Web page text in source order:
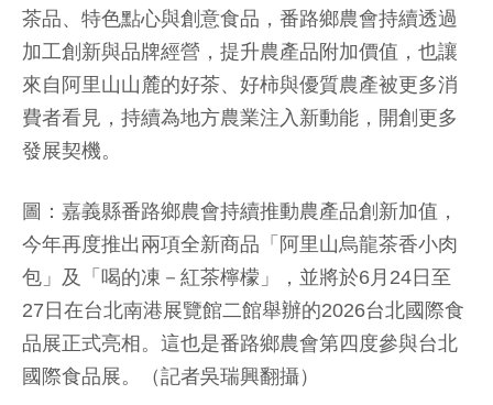
茶品、特色點心與創意食品，番路鄉農會持續透過
加工創新與品牌經營，提升農產品附加價值，也讓
來自阿里山山麓的好茶、好柿與優質農產被更多消
費者看見，持續為地方農業注入新動能，開創更多
發展契機。
圖：嘉義縣番路鄉農會持續推動農產品創新加值，
今年再度推出兩項全新商品「阿里山烏龍茶香小肉
包」及「喝的凍－紅茶檸檬」，並將於6月24日至
27日在台北南港展覽館二館舉辦的2026台北國際食
品展正式亮相。這也是番路鄉農會第四度參與台北
國際食品展。（記者吳瑞興翻攝）